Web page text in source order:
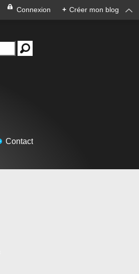
Connexion + Créer mon blog
Contact